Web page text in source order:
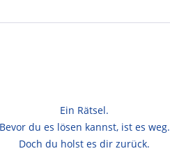
Ein Rätsel.
Bevor du es lösen kannst, ist es weg.
Doch du holst es dir zurück.